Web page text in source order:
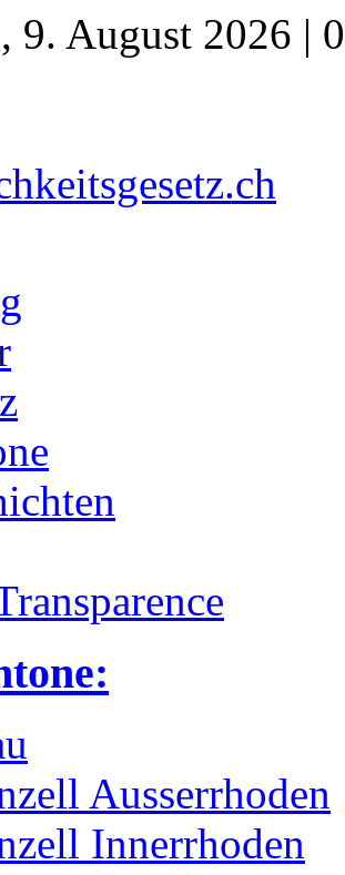
9. August 2026 |
Ausserrhoden
Innerrhoden